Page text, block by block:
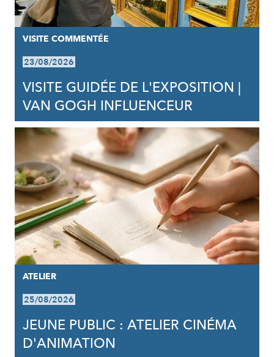
VISITE COMMENTÉE
23/08/2026
VISITE GUIDÉE DE L'EXPOSITION |
VAN GOGH INFLUENCEUR
ATELIER
25/08/2026
JEUNE PUBLIC : ATELIER CINÉMA
D'ANIMATION